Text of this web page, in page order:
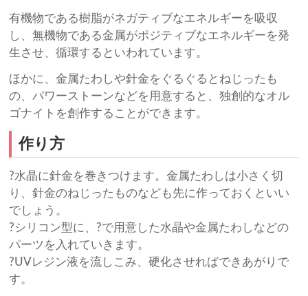
有機物である樹脂がネガティブなエネルギーを吸収
し、無機物である金属がポジティブなエネルギーを発
生させ、循環するといわれています。
ほかに、金属たわしや針金をぐるぐるとねじったも
の、パワーストーンなどを用意すると、独創的なオル
ゴナイトを創作することができます。
作り方
?水晶に針金を巻きつけます。金属たわしは小さく切
り、針金のねじったものなども先に作っておくといい
でしょう。
?シリコン型に、?で用意した水晶や金属たわしなどの
パーツを入れていきます。
?UVレジン液を流しこみ、硬化させればできあがりで
す。